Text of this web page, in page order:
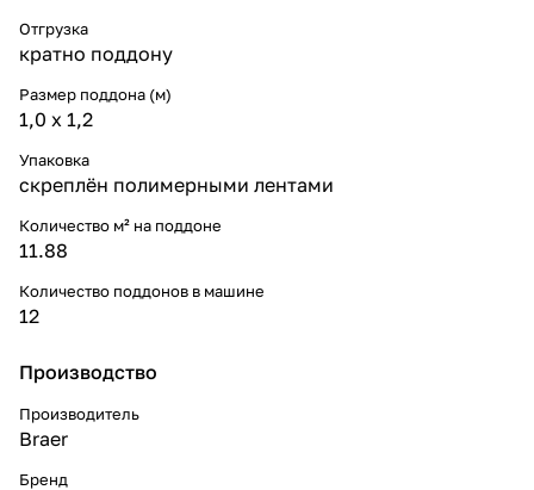
Отгрузка
кратно поддону
Размер поддона (м)
1,0 х 1,2
Упаковка
скреплён полимерными лентами
Количество м² на поддоне
11.88
Количество поддонов в машине
12
Производство
Производитель
Braer
Бренд